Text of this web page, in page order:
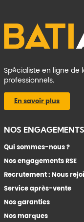
Spécialiste en ligne
professionnels.
En savoir plus
NOS ENGAGEMENTS
Qui sommes-nous ?
Nos engagements RSE
Recrutement : Nous
Service après-vente
Nos garanties
Nos marques